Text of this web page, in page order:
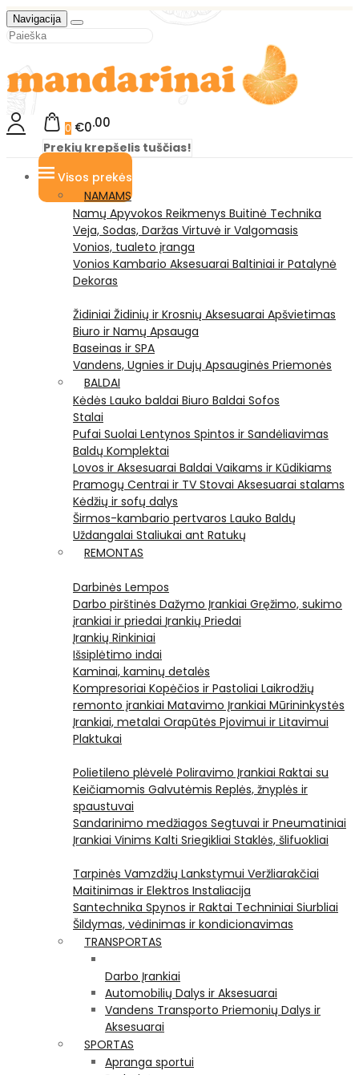
Navigacija
0 €0 00
Prekių krepšelis tuščias!
Visos prekės
NAMAMS
Namų Apyvokos Reikmenys Buitinė Technika
Veja, Sodas, Daržas Virtuvė ir Valgomasis
Vonios, tualeto įranga
Vonios Kambario Aksesuarai Baltiniai ir Patalynė
Dekoras
Židiniai Židinių ir Krosnių Aksesuarai Apšvietimas
Biuro ir Namų Apsauga
Baseinas ir SPA
Vandens, Ugnies ir Dujų Apsauginės Priemonės
BALDAI
Kėdės Lauko baldai Biuro Baldai Sofos
Stalai
Pufai Suolai Lentynos Spintos ir Sandėliavimas
Baldų Komplektai
Lovos ir Aksesuarai Baldai Vaikams ir Kūdikiams
Pramogų Centrai ir TV Stovai Aksesuarai stalams
Kėdžių ir sofų dalys
Širmos-kambario pertvaros Lauko Baldų
Uždangalai Staliukai ant Ratukų
REMONTAS
Darbinės Lempos
Darbo pirštinės Dažymo Įrankiai Gręžimo, sukimo
įrankiai ir priedai Įrankių Priedai
Įrankių Rinkiniai
Išsiplėtimo indai
Kaminai, kaminų detalės
Kompresoriai Kopėčios ir Pastoliai Laikrodžių
remonto įrankiai Matavimo Įrankiai Mūrininkystės
Įrankiai, metalai Orapūtės Pjovimui ir Litavimui
Plaktukai
Polietileno plėvelė Poliravimo Įrankiai Raktai su
Keičiamomis Galvutėmis Replės, žnyplės ir
spaustuvai
Sandarinimo medžiagos Segtuvai ir Pneumatiniai
Įrankiai Vinims Kalti Sriegikliai Staklės, šlifuokliai
Tarpinės Vamzdžių Lankstymui Veržliarakčiai
Maitinimas ir Elektros Instaliacija
Santechnika Spynos ir Raktai Techniniai Siurbliai
Šildymas, vėdinimas ir kondicionavimas
TRANSPORTAS
Darbo Įrankiai
Automobilių Dalys ir Aksesuarai
Vandens Transporto Priemonių Dalys ir
Aksesuarai
SPORTAS
Apranga sportui